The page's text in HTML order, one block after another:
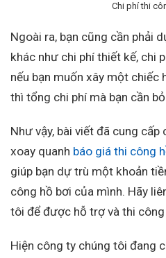
Chi phí thi
Ngoài ra, bạn cũng cần phải
khác như chi phí thiết kế, chi
nếu bạn muốn xây một
thì tổng chi phí mà bạn cần
Như vậy, bài viết đã cung
xoay quanh báo giá thi công
giúp bạn dự trù một khoản
công hồ bơi của mình. Hãy
tôi để được hỗ trợ và thi
Hiện công ty chúng tôi đang